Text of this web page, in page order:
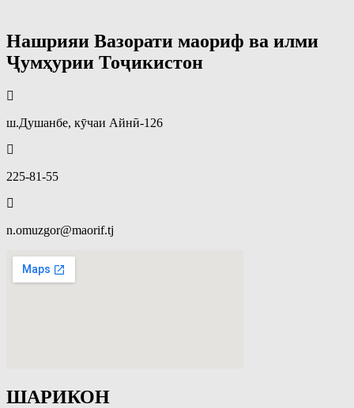
Нашрияи Вазорати маориф ва илми
Ҷумҳурии Тоҷикистон
ш.Душанбе, кӯчаи Айнӣ-126
225-81-55
n.omuzgor@maorif.tj
ШАРИКОН